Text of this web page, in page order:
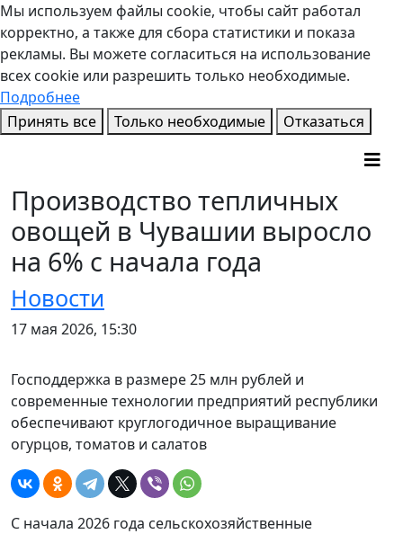
Мы используем файлы cookie, чтобы сайт работал
корректно, а также для сбора статистики и показа
рекламы. Вы можете согласиться на использование
всех cookie или разрешить только необходимые.
Подробнее
Принять все
Только необходимые Отказаться
Производство тепличных
овощей в Чувашии выросло
на 6% с начала года
Новости
17 мая 2026, 15:30
Господдержка в размере 25 млн рублей и
современные технологии предприятий республики
обеспечивают круглогодичное выращивание
огурцов, томатов и салатов
С начала 2026 года сельскохозяйственные